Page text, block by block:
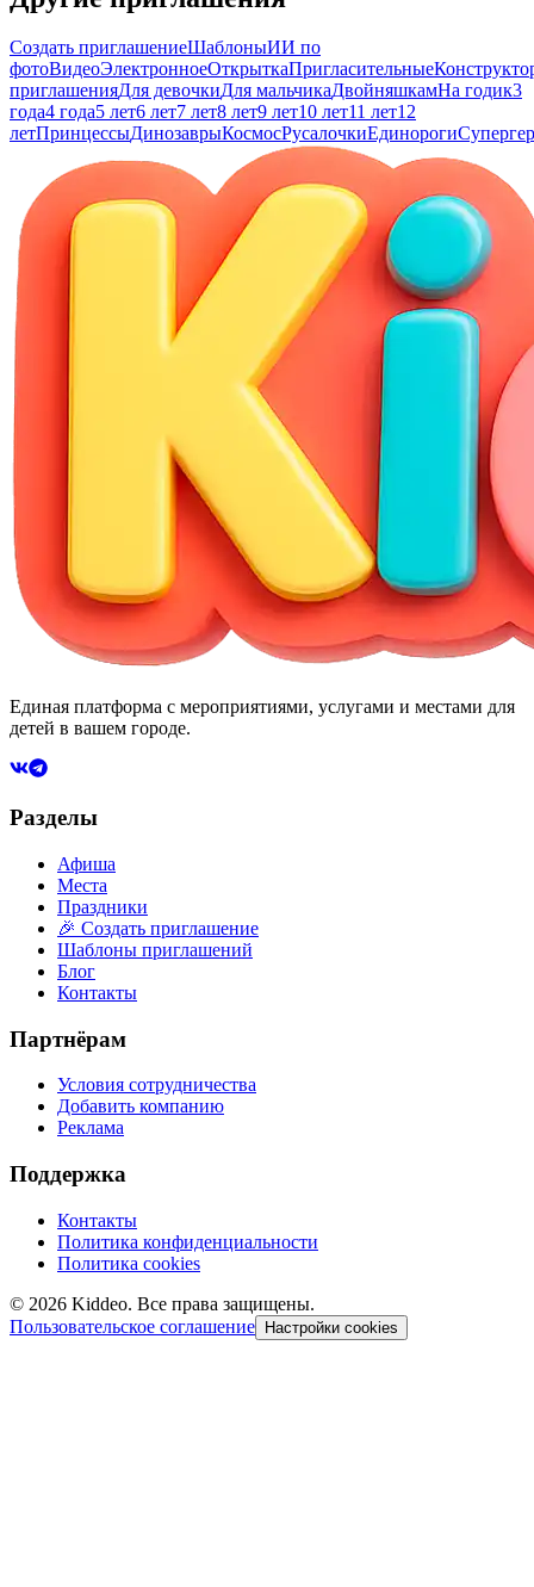
Создать приглашениеШаблоныИИ по
фотоВидеоЭлектронноеОткрыткаПригласительные
приглашенияДля девочкиДля мальчикаДвойняшкамНа годик3
года4 года5 лет6 лет7 лет8 лет9 лет10 лет11 лет12
летПринцессыДинозаврыКосмосРусалочкиЕдинороги
Единая платформа с мероприятиями, услугами и местами для
детей в вашем городе.
Разделы
Афиша
Места
Праздники
🎉 Создать приглашение
Шаблоны приглашений
Блог
Контакты
Партнёрам
Условия сотрудничества
Добавить компанию
Реклама
Поддержка
Контакты
Политика конфиденциальности
Политика cookies
© 2026 Kiddeo. Все права защищены.
Пользовательское соглашение
Настройки cookies